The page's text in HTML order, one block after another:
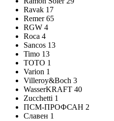
Ravak 17
Remer 65
RGW 4
Roca 4
Sancos 13
Timo 13
TOTO 1
Varion 1
Villeroy&Boch 3
WasserKRAFT 40
Zucchetti 1
ПСМ-ПРОФСАН 2
Славен 1